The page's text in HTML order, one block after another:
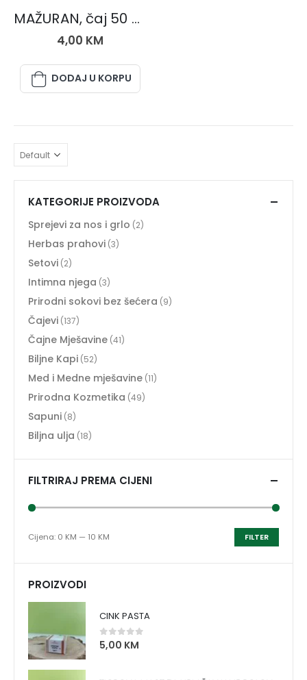
MAŽURAN, čaj 50 gr.
4,00 KM
DODAJ U KORPU
KATEGORIJE PROIZVODA
Sprejevi za nos i grlo (2)
Herbas prahovi (3)
Setovi (2)
Intimna njega (3)
Prirodni sokovi bez šećera (9)
Čajevi (137)
Čajne Mješavine (41)
Biljne Kapi (52)
Med i Medne mješavine (11)
Prirodna Kozmetika (49)
Sapuni (8)
Biljna ulja (18)
FILTRIRAJ PREMA CIJENI
FILTER
Cijena: 0 KM — 10 KM
PROIZVODI
CINK PASTA
0 out of 5
5,00 KM